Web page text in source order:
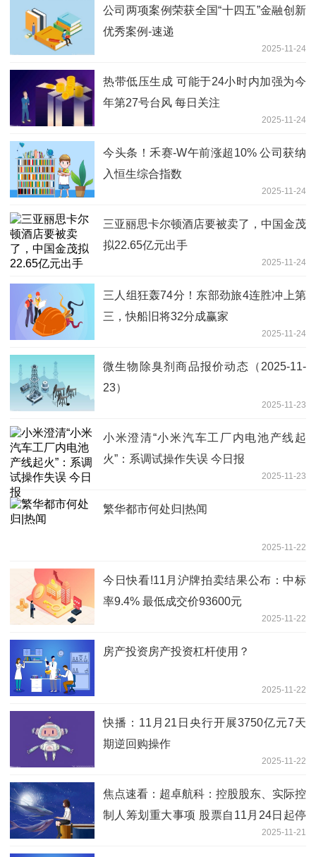
公司两项案例荣获全国“十四五”金融创新
优秀案例-速递
2025-11-24
热带低压生成 可能于24小时内加强为今
年第27号台风 每日关注
2025-11-24
今头条！禾赛-W午前涨超10% 公司获纳
入恒生综合指数
2025-11-24
三亚丽思卡尔顿酒店要被卖了，中国金茂
拟22.65亿元出手
2025-11-24
三人组狂轰74分！东部劲旅4连胜冲上第
三，快船旧将32分成赢家
2025-11-24
微生物除臭剂商品报价动态（2025-11-
23）
2025-11-23
小米澄清“小米汽车工厂内电池产线起
火”：系调试操作失误 今日报
2025-11-23
繁华都市何处归|热闻
2025-11-22
今日快看!11月沪牌拍卖结果公布：中标
率9.4% 最低成交价93600元
2025-11-22
房产投资房产投资杠杆使用？
2025-11-22
快播：11月21日央行开展3750亿元7天
期逆回购操作
2025-11-22
焦点速看：超卓航科：控股股东、实际控
制人筹划重大事项 股票自11月24日起停
2025-11-21